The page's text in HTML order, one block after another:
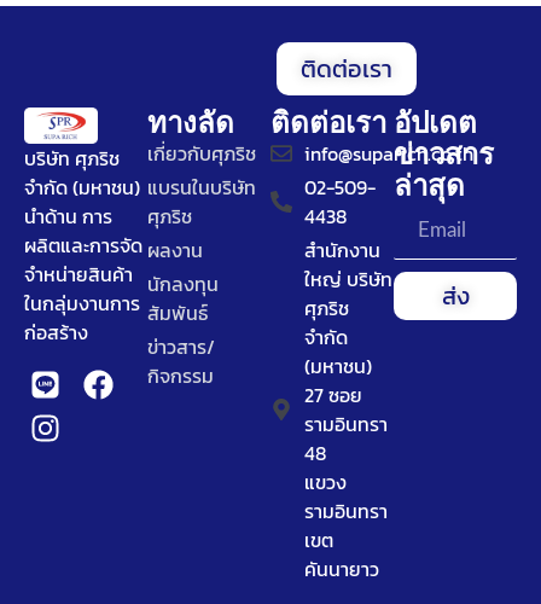
ติดต่อเรา
บริษัท ศุภริช
จำกัด (มหาชน)
นำด้าน การ
ผลิตและการจัด
จำหน่ายสินค้า
ในกลุ่มงานการ
ก่อสร้าง
ทางลัด
เกี่ยวกับศุภริช
แบรนในบริษัท
ศุภริช
ผลงาน
นักลงทุน
สัมพันธ์
ข่าวสาร/
กิจกรรม
ติดต่อเรา
info@suparich.co.th
02-509-
4438
สำนักงาน
ใหญ่ บริษัท
ศุภริช
จำกัด
(มหาชน)
27 ซอย
รามอินทรา
48
แขวง
รามอินทรา
เขต
คันนายาว
อัปเดต
ข่าวสาร
ล่าสุด
ส่ง